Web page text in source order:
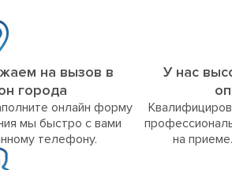
на вызов в
города
онлайн форму
мы быстро с вами
телефону.
У нас
на